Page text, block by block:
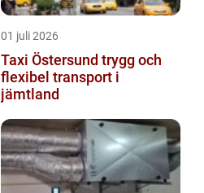
01 juli 2026
Taxi Östersund trygg och
flexibel transport i
jämtland